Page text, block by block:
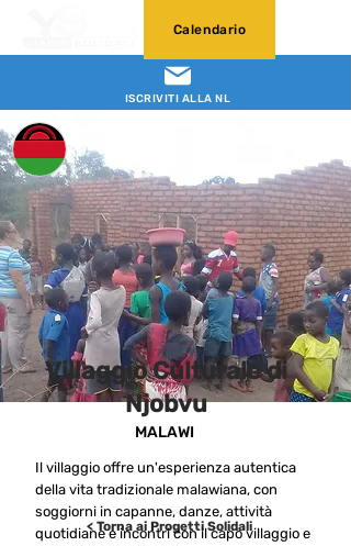
ISCRIVITI ALLA NL
Calendario
< Torna ai Progetti Solidali
Villaggio Culturale di
Njobvu
MALAWI
Il villaggio offre un'esperienza autentica
della vita tradizionale malawiana, con
soggiorni in capanne, danze, attività
quotidiane e incontri con il capo villaggio e